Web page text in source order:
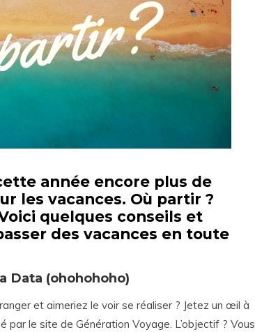
année encore plus de
les vacances. Où partir ?
quelques conseils et
des vacances en toute
Data (ohohohoho)
et aimeriez le voir se réaliser ? Jetez un œil à
par le site de Génération Voyage. L’objectif ? Vous